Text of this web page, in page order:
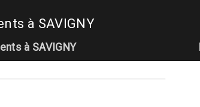
à SAVIGNY
à SAVIGNY